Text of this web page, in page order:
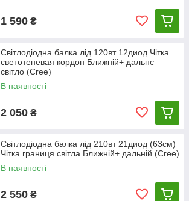
1 590 ₴
Світлодіодна балка лід 120вт 12диод Чітка
светотеневая кордон Ближній+ дальнє
світло (Cree)
В наявності
2 050 ₴
Світлодіодна балка лід 210вт 21диод (63см)
Чітка границя світла Ближній+ дальній (Cree)
В наявності
2 550 ₴